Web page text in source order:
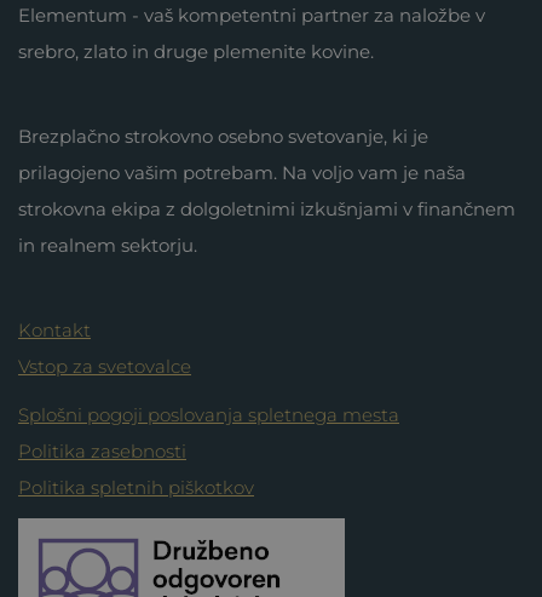
Elementum - vaš kompetentni partner za naložbe v
srebro, zlato in druge plemenite kovine.
Brezplačno strokovno osebno svetovanje, ki je
prilagojeno vašim potrebam. Na voljo vam je naša
strokovna ekipa z dolgoletnimi izkušnjami v finančnem
in realnem sektorju.
Kontakt
Vstop za svetovalce
Splošni pogoji poslovanja spletnega mesta
Politika zasebnosti
Politika spletnih piškotkov